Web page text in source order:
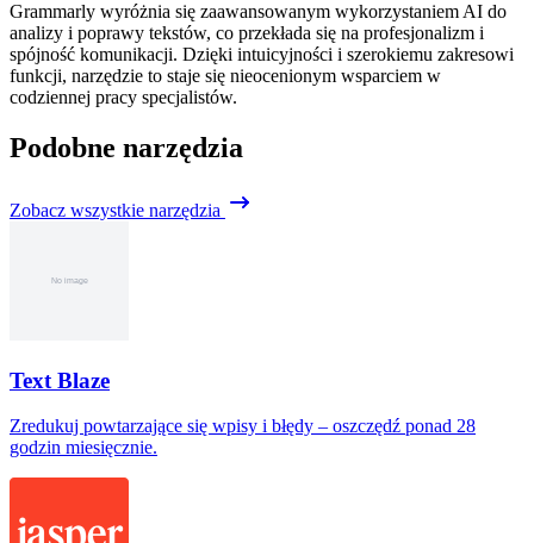
Grammarly wyróżnia się zaawansowanym wykorzystaniem AI do
analizy i poprawy tekstów, co przekłada się na profesjonalizm i
spójność komunikacji. Dzięki intuicyjności i szerokiemu zakresowi
funkcji, narzędzie to staje się nieocenionym wsparciem w
codziennej pracy specjalistów.
Podobne narzędzia
Zobacz wszystkie narzędzia
Text Blaze
Zredukuj powtarzające się wpisy i błędy – oszczędź ponad 28
godzin miesięcznie.